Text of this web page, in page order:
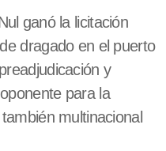
ganó la licitación
dragado en el puerto
y
para la
multinacional